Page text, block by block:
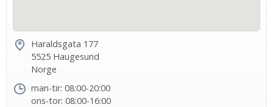
Haraldsgata 177
5525 Haugesund
Norge
man-tir: 08:00-20:00
ons-tor: 08:00-16:00